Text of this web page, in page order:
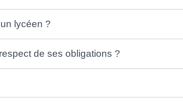
lycéen ?
de ses obligations ?